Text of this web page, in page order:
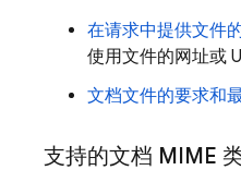
在请求中提供文件
使用文件的网址或
文档文件的要求和
支持的文档 MIME